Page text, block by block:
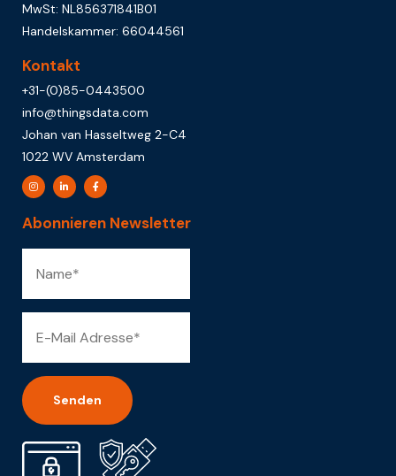
MwSt: NL856371841B01
Handelskammer: 66044561
Kontakt
+31-(0)85-0443500
info@thingsdata.com
Johan van Hasseltweg 2-C4
1022 WV Amsterdam
Abonnieren Newsletter